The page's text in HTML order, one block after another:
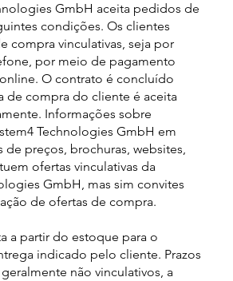
GmbH aceita pedidos de
condições. Os clientes
compra vinculativas, seja por
por meio de pagamento
O contrato é concluído
de compra do cliente é aceita
Informações sobre
Technologies GmbH em
de preços, brochuras, websites,
ofertas vinculativas da
GmbH, mas sim convites
de ofertas de compra.
a partir do estoque para o
indicado pelo cliente. Prazos
não vinculativos, a